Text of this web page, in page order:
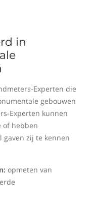
in
Experten die
gebouwen
Experten kunnen
of hebben
zij te kennen
opmeten van